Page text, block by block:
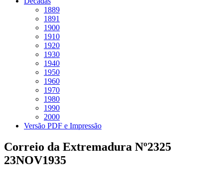
1889
1891
1900
1910
1920
1930
1940
1950
1960
1970
1980
1990
2000
Versão PDF e Impressão
Correio da Extremadura Nº2325
23NOV1935